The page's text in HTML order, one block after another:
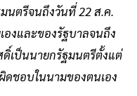
นตรีจนถึงวันที่ 22 ส.ค.
งและของรัฐบาลจนถึง
ดิ์เป็นนายกรัฐมนตรีตั้งแต่
ดชอบในนามของตนเอง